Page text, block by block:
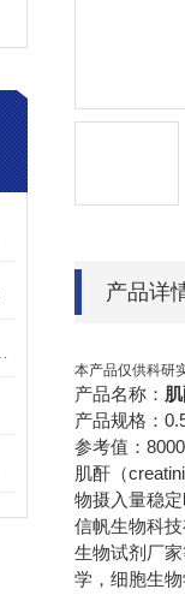
产品详
本产品仅供科研
产品名称：
产品规格：
参考值：
肌酐（
物摄入量稳
信帆生物科
生物试剂厂
学，细胞生